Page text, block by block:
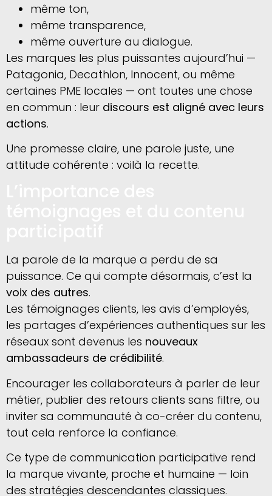
même ton,
même transparence,
même ouverture au dialogue.
Les marques les plus puissantes aujourd’hui —
Patagonia, Decathlon, Innocent, ou même
certaines PME locales — ont toutes une chose
en commun : leur discours est aligné avec leurs
actions.
Une promesse claire, une parole juste, une
attitude cohérente : voilà la recette.
La parole de la marque a perdu de sa
puissance. Ce qui compte désormais, c’est la
voix des autres.
Les témoignages clients, les avis d’employés,
les partages d’expériences authentiques sur les
réseaux sont devenus les nouveaux
ambassadeurs de crédibilité.
Encourager les collaborateurs à parler de leur
métier, publier des retours clients sans filtre, ou
inviter sa communauté à co-créer du contenu,
tout cela renforce la confiance.
Ce type de communication participative rend
la marque vivante, proche et humaine — loin
des stratégies descendantes classiques.